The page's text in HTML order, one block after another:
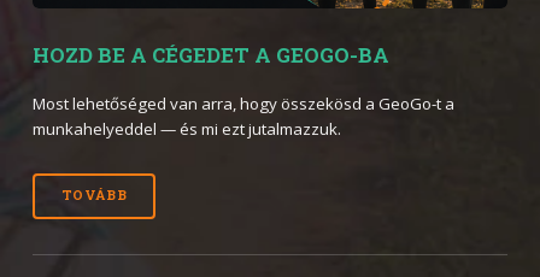
HOZD BE A CÉGEDET A GEOGO-BA
Most lehetőséged van arra, hogy összekösd a GeoGo-t a
munkahelyeddel — és mi ezt jutalmazzuk.
TOVÁBB